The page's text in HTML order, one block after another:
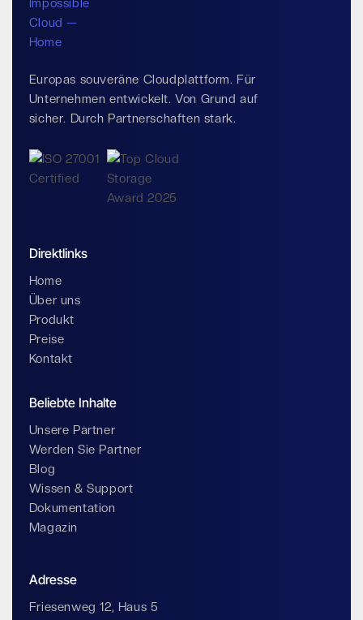
Europas souveräne Cloudplattform. Für
Unternehmen entwickelt. Von Grund auf
sicher. Durch Partnerschaften stark.
Direktlinks
Home
Über uns
Produkt
Preise
Kontakt
Beliebte Inhalte
Unsere Partner
Werden Sie Partner
Blog
Wissen & Support
Dokumentation
Magazin
Adresse
Friesenweg 12, Haus 5